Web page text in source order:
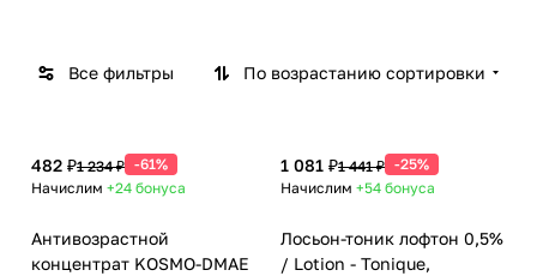
(Косм
Medic
al
mot
TUR
ON
Все фильтры По возрастанию сортировки
482 ₽1 234 ₽ -61%
Начислим +24 бонуса
Антивозрастной
концентрат KOSMO-DMAE
1 081 ₽1 441 ₽ -25%
Начислим +54 бонуса
Лосьон-тоник лофтон 0,5%
/ Lotion - Tonique,